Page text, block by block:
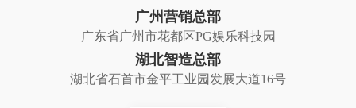
广州营销总部
广东省广州市花都区PG娱乐科技园
湖北智造总部
湖北省石首市金平工业园发展大道16号